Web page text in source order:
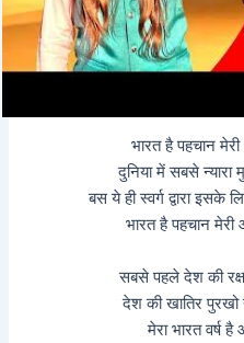
भारत है पहचान
दुनिया में सबसे न्यारा
बस ये ही स्वर्ग द्वारा इसके
भारत है पहचान मेरी
सबसे पहले देश की
देश की खातिर
मेरा भारत वर्ष